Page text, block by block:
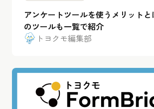
アンケートツールを使うメリット
のツールも一覧で紹介
トヨクモ編集部